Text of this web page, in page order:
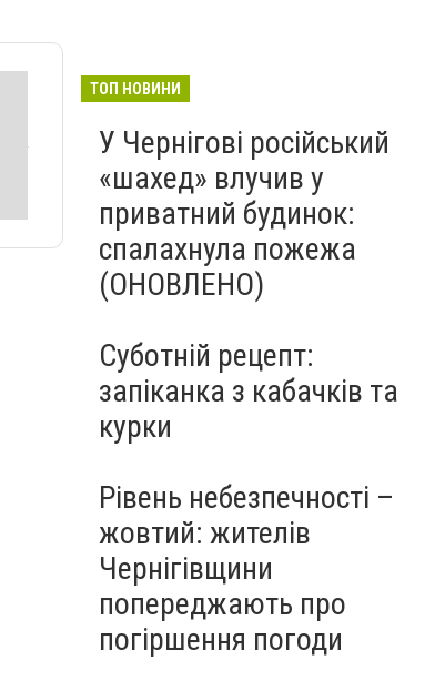
ТОП НОВИНИ
У Чернігові російський
«шахед» влучив у
приватний будинок:
спалахнула пожежа
(ОНОВЛЕНО)
Суботній рецепт:
запіканка з кабачків та
курки
Рівень небезпечності –
жовтий: жителів
Чернігівщини
попереджають про
погіршення погоди